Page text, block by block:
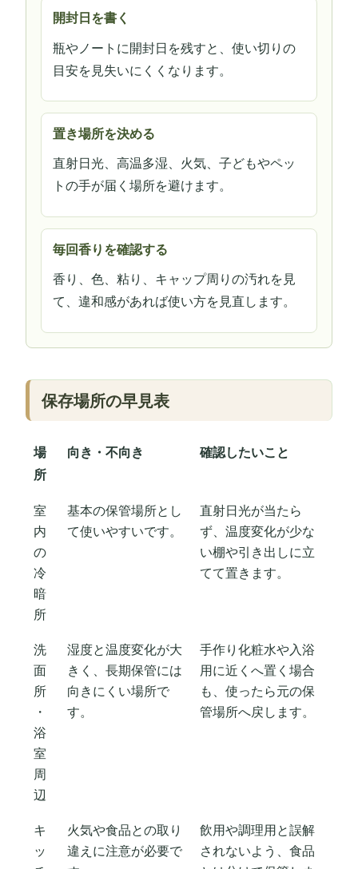
開封日を書く
瓶やノートに開封日を残すと、使い切りの
目安を見失いにくくなります。
置き場所を決める
直射日光、高温多湿、火気、子どもやペッ
トの手が届く場所を避けます。
毎回香りを確認する
香り、色、粘り、キャップ周りの汚れを見
て、違和感があれば使い方を見直します。
保存場所の早見表
場
所
向き・不向き 確認したいこと
室
内
の
冷
暗
所
基本の保管場所とし
て使いやすいです。
直射日光が当たら
ず、温度変化が少な
い棚や引き出しに立
てて置きます。
洗
面
所
・
浴
室
周
辺
湿度と温度変化が大
きく、長期保管には
向きにくい場所で
す。
手作り化粧水や入浴
用に近くへ置く場合
も、使ったら元の保
管場所へ戻します。
キ
ッ
火気や食品との取り
違えに注意が必要で
飲用や調理用と誤解
されないよう、食品